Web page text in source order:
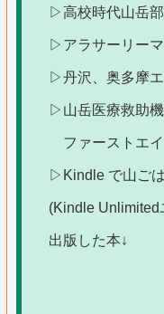
▷高校時代山岳部
▷アラサーリー
▷丹沢、奥多摩
▷山岳医療救助
ファーストエ
▷Kindle で山ご
(Kindle Unlimited
出版した本↓